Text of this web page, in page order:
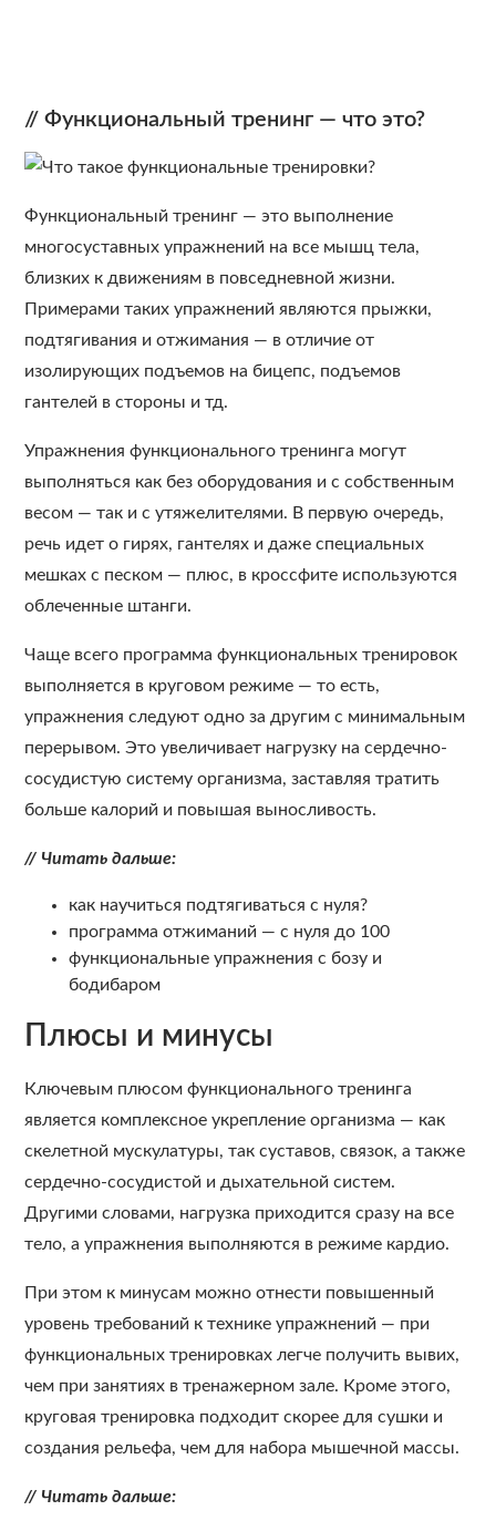
// Функциональный тренинг — что это?
Функциональный тренинг — это выполнение
многосуставных упражнений на все мышц тела,
близких к движениям в повседневной жизни.
Примерами таких упражнений являются прыжки,
подтягивания и отжимания — в отличие от
изолирующих подъемов на бицепс, подъемов
гантелей в стороны и тд.
Упражнения функционального тренинга могут
выполняться как без оборудования и с собственным
весом — так и с утяжелителями. В первую очередь,
речь идет о гирях, гантелях и даже специальных
мешках с песком — плюс, в кроссфите используются
облеченные штанги.
Чаще всего программа функциональных тренировок
выполняется в круговом режиме — то есть,
упражнения следуют одно за другим с минимальным
перерывом. Это увеличивает нагрузку на сердечно-
сосудистую систему организма, заставляя тратить
больше калорий и повышая выносливость.
// Читать дальше:
как научиться подтягиваться с нуля?
программа отжиманий — с нуля до 100
функциональные упражнения с бозу и
бодибаром
Плюсы и минусы
Ключевым плюсом функционального тренинга
является комплексное укрепление организма — как
скелетной мускулатуры, так суставов, связок, а также
сердечно-сосудистой и дыхательной систем.
Другими словами, нагрузка приходится сразу на все
тело, а упражнения выполняются в режиме кардио.
При этом к минусам можно отнести повышенный
уровень требований к технике упражнений — при
функциональных тренировках легче получить вывих,
чем при занятиях в тренажерном зале. Кроме этого,
круговая тренировка подходит скорее для сушки и
создания рельефа, чем для набора мышечной массы.
// Читать дальше: